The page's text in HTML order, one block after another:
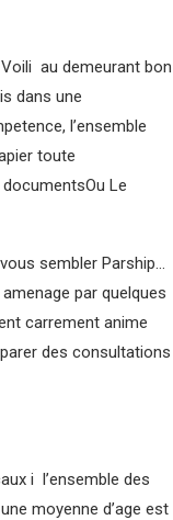
au demeurant bon
dans une
l’ensemble
toute
Le
sembler Parship…
par quelques
carrement anime
des consultations
i l’ensemble des
moyenne d’age est